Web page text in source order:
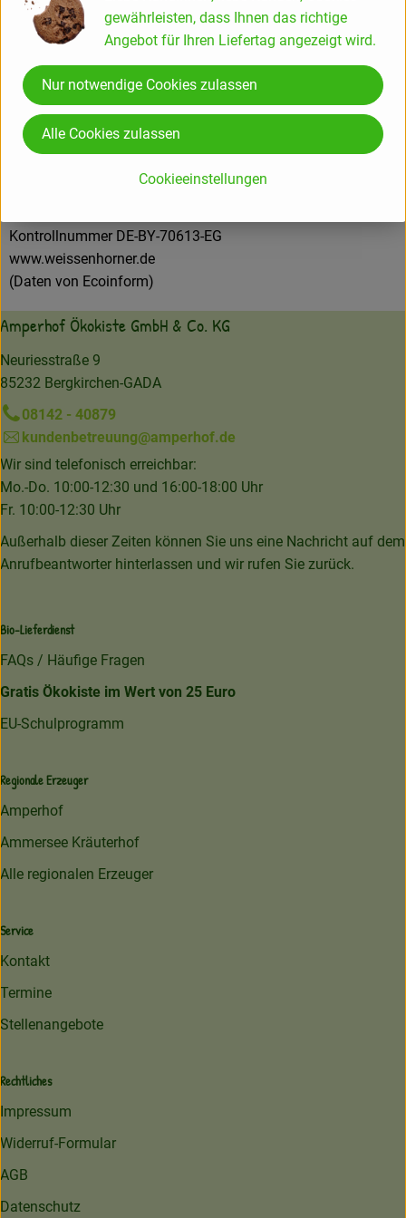
Hersteller: Greenhorn
Deutschland
Kontrollnummer DE-BY-70613-EG
www.weissenhorner.de
(Daten von Ecoinform)
Amperhof Ökokiste GmbH & Co. KG
Neuriesstraße 9
85232 Bergkirchen-GADA
08142 - 40879
kundenbetreuung@amperhof.de
Wir sind telefonisch erreichbar:
Mo.-Do. 10:00-12:30 und 16:00-18:00 Uhr
Fr. 10:00-12:30 Uhr
Außerhalb dieser Zeiten können Sie uns eine Nachricht auf dem
Anrufbeantworter hinterlassen und wir rufen Sie zurück.
Bio-Lieferdienst
FAQs / Häufige Fragen
Gratis Ökokiste im Wert von 25 Euro
EU-Schulprogramm
Regionale Erzeuger
Amperhof
Ammersee Kräuterhof
Alle regionalen Erzeuger
Service
Kontakt
Termine
Stellenangebote
Rechtliches
Impressum
Widerruf-Formular
AGB
Datenschutz
gewährleisten, dass Ihnen das richtige
Angebot für Ihren Liefertag angezeigt wird.
Cookieeinstellungen
Nur notwendige Cookies zulassen
Alle Cookies zulassen